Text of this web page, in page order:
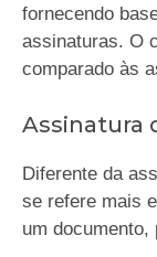
fornecendo
assinaturas. O
comparado às
Assinatura
Diferente da
se refere mais
um documento,